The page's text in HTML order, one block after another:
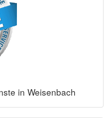
in Weisenbach